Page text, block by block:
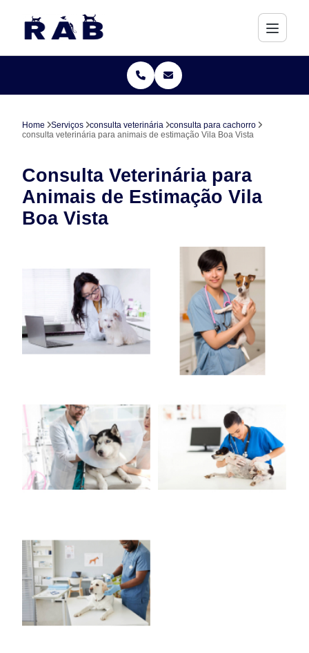
Home Serviços consulta veterinária
consulta para cachorro
consulta veterinária para animais de estimação Vila Boa Vista
Consulta Veterinária para
Animais de Estimação Vila
Boa Vista